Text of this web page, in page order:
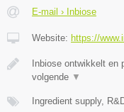
E-mail › Inbiose
Website: https://
Inbiose ontwikkelt en
volgende ▼
Ingredient supply,